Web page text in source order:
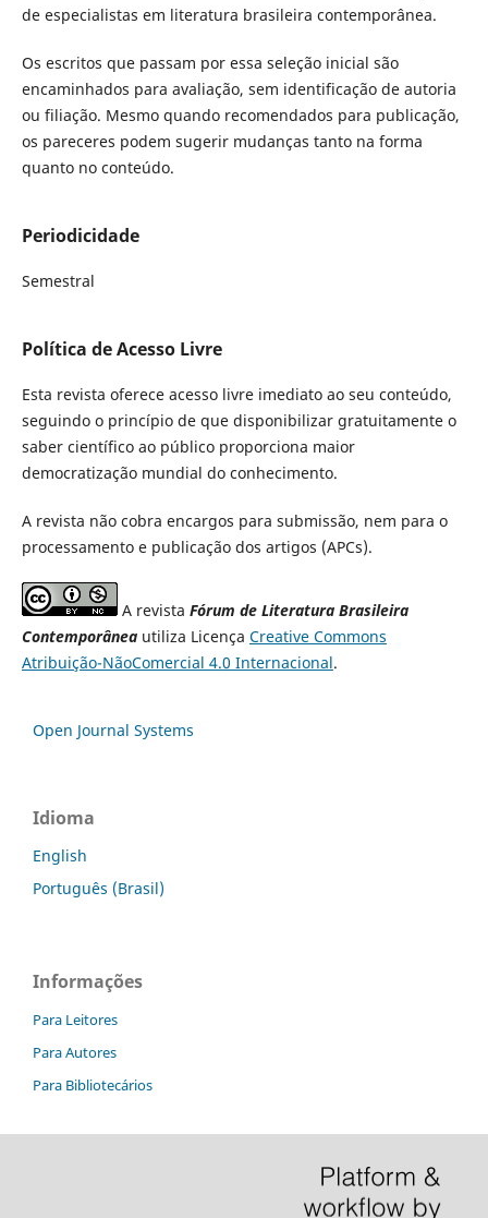
de especialistas em literatura brasileira contemporânea.
Os escritos que passam por essa seleção inicial são
encaminhados para avaliação, sem identificação de autoria
ou filiação. Mesmo quando recomendados para publicação,
os pareceres podem sugerir mudanças tanto na forma
quanto no conteúdo.
Periodicidade
Semestral
Política de Acesso Livre
Esta revista oferece acesso livre imediato ao seu conteúdo,
seguindo o princípio de que disponibilizar gratuitamente o
saber científico ao público proporciona maior
democratização mundial do conhecimento.
A revista não cobra encargos para submissão, nem para o
processamento e publicação dos artigos (APCs).
A revista Fórum de Literatura Brasileira
Contemporâneautiliza Licença Creative Commons
Atribuição-NãoComercial 4.0 Internacional.
Open Journal Systems
Idioma
English
Português (Brasil)
Informações
Para Leitores
Para Autores
Para Bibliotecários